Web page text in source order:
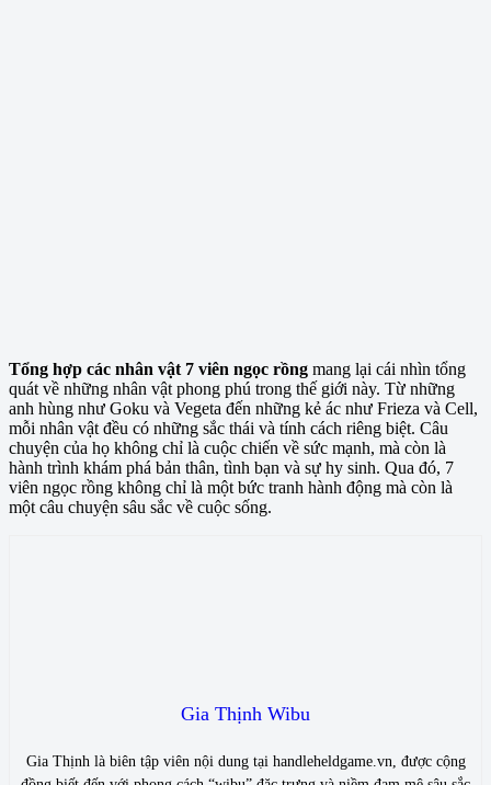
Tổng hợp các nhân vật 7 viên ngọc rồng mang lại cái nhìn tổng
quát về những nhân vật phong phú trong thế giới này. Từ những
anh hùng như Goku và Vegeta đến những kẻ ác như Frieza và Cell,
mỗi nhân vật đều có những sắc thái và tính cách riêng biệt. Câu
chuyện của họ không chỉ là cuộc chiến về sức mạnh, mà còn là
hành trình khám phá bản thân, tình bạn và sự hy sinh. Qua đó, 7
viên ngọc rồng không chỉ là một bức tranh hành động mà còn là
một câu chuyện sâu sắc về cuộc sống.
Gia Thịnh Wibu
Gia Thịnh là biên tập viên nội dung tại handleheldgame.vn, được cộng